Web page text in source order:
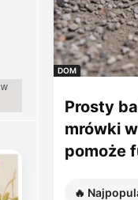
DOM
Prosty
mrówki
pomoże
🔥